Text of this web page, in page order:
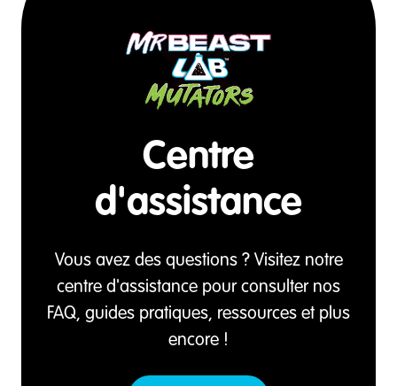
Centre
d'assistance
Vous avez des questions ? Visitez notre
centre d'assistance pour consulter nos
FAQ, guides pratiques, ressources et plus
encore !